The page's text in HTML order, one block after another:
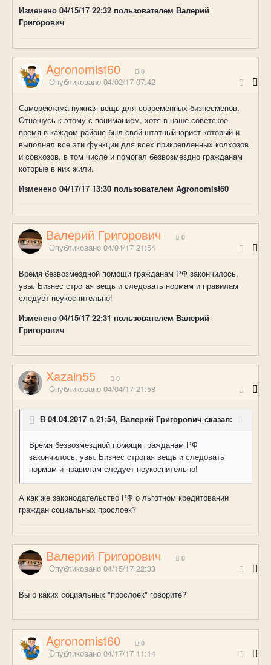
Изменено 04/15/17 22:32 пользователем Валерий
Григорович
Agronomist60 0
Опубликовано 04/02/17 07:42
Самореклама нужная вещь для современных бизнесменов.
Отношусь к этому с пониманием, хотя в наше советское
время в каждом районе был свой штатный юрист который и
выполнял все эти функции для всех прикрепленных колхозов
и совхозов, в том числе и помогал безвозмездно гражданам
которые в них жили.
Изменено 04/17/17 13:30 пользователем Agronomist60
Валерий Григорович 0
Опубликовано 04/04/17 21:54
Время безвозмездной помощи гражданам РФ закончилось,
увы. Бизнес строгая вещь и следовать нормам и правилам
следует неукоснительно!
Изменено 04/15/17 22:31 пользователем Валерий
Григорович
Xazain55 0
Опубликовано 04/04/17 21:58
В 04.04.2017 в 21:54, Валерий Григорович сказал:
Время безвозмездной помощи гражданам РФ
закончилось, увы. Бизнес строгая вещь и следовать
нормам и правилам следует неукоснительно!
А как же законодательство РФ о льготном кредитовании
граждан социальных прослоек?
Валерий Григорович 0
Опубликовано 04/15/17 22:33
Вы о каких социальных "прослоек" говорите?
Agronomist60 0
Опубликовано 04/17/17 11:14